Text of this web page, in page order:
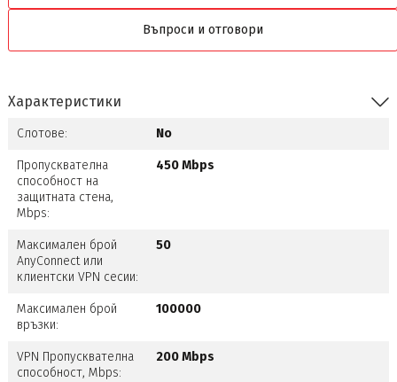
Въпроси и отговори
Характеристики
Слотове: No
Пропусквателна
способност на
защитната стена,
Mbps:
450 Mbps
Максимален брой
AnyConnect или
клиентски VPN сесии:
50
Максимален брой
връзки:
100000
VPN Пропусквателна
способност, Mbps:
200 Mbps